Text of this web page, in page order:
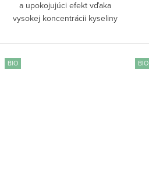
a upokojujúci efekt vďaka
vysokej koncentrácii kyseliny
pleť, zanecháva pokožku sviežu,
BIO BIO